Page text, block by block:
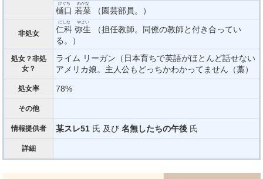
樋口
ひぐち
若菜
わかな
（園芸部員。）
非処女 仁科
にしな
弥生
やよい
（担任教師。同僚の教師と付き合ってい
る。）
処女？非処
女？
ライム リーガン（日本育ちで英語がほとんど話せない
アメリカ娘。主人公もどっちかわかってません（藁）
処女率 78%
その他
情報提供者 某スレ51 氏 及び 名無したちの午後 氏
詳細